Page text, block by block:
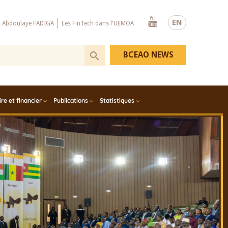
EN
Abdoulaye FADIGA Les FinTech dans l'UEMOA
Youtube
et financier Publications Statistiques
BCEAO NEWS